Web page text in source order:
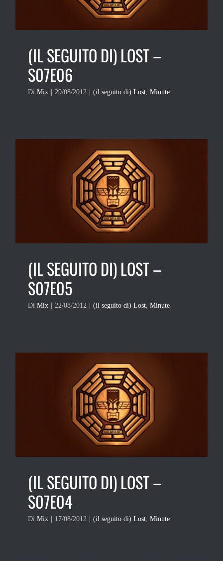
(IL SEGUITO DI) LOST –
S07E06
Di Mix 29/08/2012 (il seguito di) Lost, Minute
(IL SEGUITO DI) LOST –
S07E05
Di Mix 22/08/2012 (il seguito di) Lost, Minute
(IL SEGUITO DI) LOST –
S07E04
Di Mix 17/08/2012 (il seguito di) Lost, Minute